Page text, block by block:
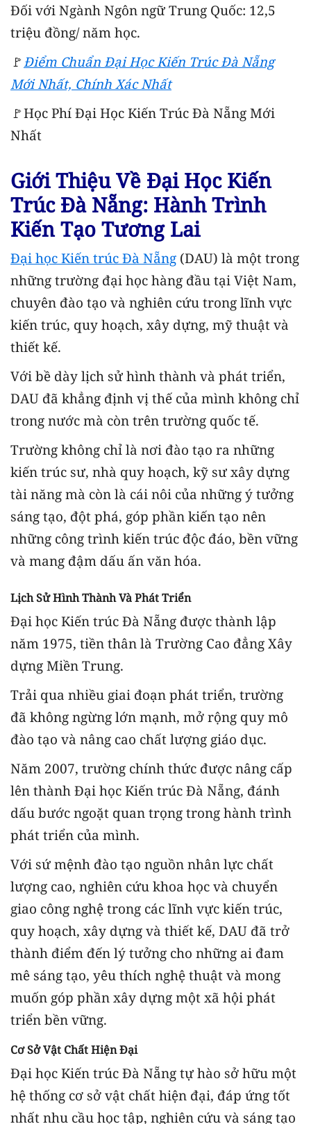
Đối với Ngành Ngôn ngữ Trung Quốc: 12,5
triệu đồng/ năm học.
🚩 Điểm Chuẩn Đại Học Kiến Trúc Đà Nẵng
Mới Nhất, Chính Xác Nhất
🚩Học Phí Đại Học Kiến Trúc Đà Nẵng Mới
Nhất
Giới Thiệu Về Đại Học Kiến
Trúc Đà Nẵng: Hành Trình
Kiến Tạo Tương Lai
Đại học Kiến trúc Đà Nẵng (DAU) là một trong
những trường đại học hàng đầu tại Việt Nam,
chuyên đào tạo và nghiên cứu trong lĩnh vực
kiến trúc, quy hoạch, xây dựng, mỹ thuật và
thiết kế.
Với bề dày lịch sử hình thành và phát triển,
DAU đã khẳng định vị thế của mình không chỉ
trong nước mà còn trên trường quốc tế.
Trường không chỉ là nơi đào tạo ra những
kiến trúc sư, nhà quy hoạch, kỹ sư xây dựng
tài năng mà còn là cái nôi của những ý tưởng
sáng tạo, đột phá, góp phần kiến tạo nên
những công trình kiến trúc độc đáo, bền vững
và mang đậm dấu ấn văn hóa.
Lịch Sử Hình Thành Và Phát Triển
Đại học Kiến trúc Đà Nẵng được thành lập
năm 1975, tiền thân là Trường Cao đẳng Xây
dựng Miền Trung.
Trải qua nhiều giai đoạn phát triển, trường
đã không ngừng lớn mạnh, mở rộng quy mô
đào tạo và nâng cao chất lượng giáo dục.
Năm 2007, trường chính thức được nâng cấp
lên thành Đại học Kiến trúc Đà Nẵng, đánh
dấu bước ngoặt quan trọng trong hành trình
phát triển của mình.
Với sứ mệnh đào tạo nguồn nhân lực chất
lượng cao, nghiên cứu khoa học và chuyển
giao công nghệ trong các lĩnh vực kiến trúc,
quy hoạch, xây dựng và thiết kế, DAU đã trở
thành điểm đến lý tưởng cho những ai đam
mê sáng tạo, yêu thích nghệ thuật và mong
muốn góp phần xây dựng một xã hội phát
triển bền vững.
Cơ Sở Vật Chất Hiện Đại
Đại học Kiến trúc Đà Nẵng tự hào sở hữu một
hệ thống cơ sở vật chất hiện đại, đáp ứng tốt
nhất nhu cầu học tập, nghiên cứu và sáng tạo